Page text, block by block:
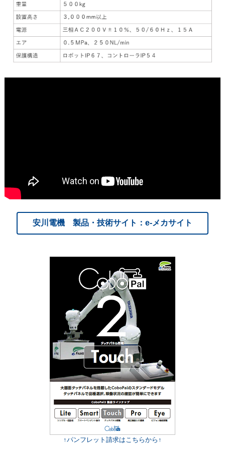
安川電機 製品・技術サイト：e-メカサイト
↑パンフレット請求はこちらから↑